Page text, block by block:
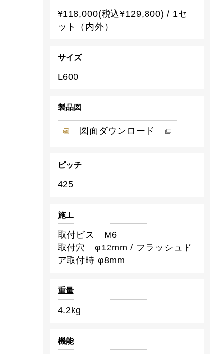
¥118,000(税込¥129,800) / 1セ
ット（内外）
サイズ
L600
製品図
図面ダウンロード
ピッチ
425
施工
取付ビス M6
取付穴 φ12mm / フラッシュド
ア取付時 φ8mm
重量
4.2kg
機能